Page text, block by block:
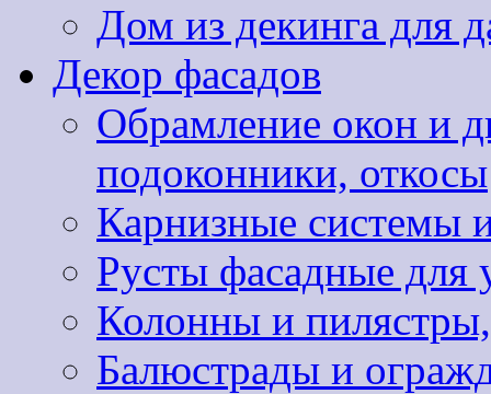
Дом из декинга для
Декор фасадов
Обрамление окон и
подоконники, откосы
Карнизные системы
Русты фасадные для
Колонны и
Балюстрады и